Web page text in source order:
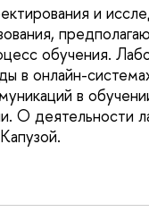
и
обучения.
в онлайн-
в
О деятельности